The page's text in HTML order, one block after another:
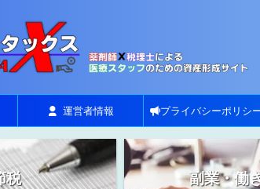
運営者情報 プライバシーポリシ
税 副業・働